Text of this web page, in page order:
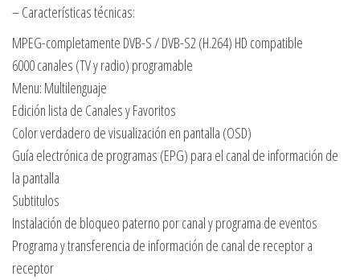
– Características técnicas:
MPEG-completamente DVB-S / DVB-S2 (H.264) HD compatible
6000 canales (TV y radio) programable
Menu: Multilenguaje
Edición lista de Canales y Favoritos
Color verdadero de visualización en pantalla (OSD)
Guía electrónica de programas (EPG) para el canal de información de
la pantalla
Subtitulos
Instalación de bloqueo paterno por canal y programa de eventos
Programa y transferencia de información de canal de receptor a
receptor